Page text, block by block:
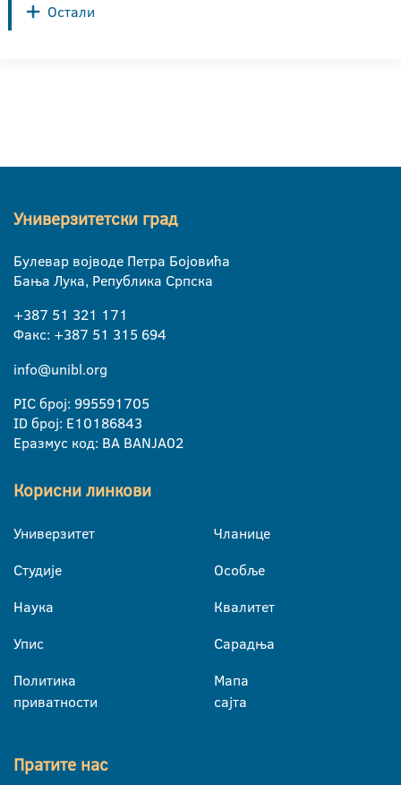
Остали
Универзитетски град
Булевар војводе Петра Бојовића
Бања Лука, Република Српска
+387 51 321 171
Факс: +387 51 315 694
info@unibl.org
PIC број: 995591705
ID број: E10186843
Еразмус код: BA BANJA02
Корисни линкови
Универзитет
Студије
Наука
Упис
Политика
приватности
Чланице
Особље
Квалитет
Сарадња
Мапа
сајта
Пратите нас